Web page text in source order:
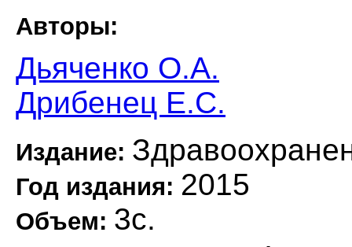
Авторы:
Дьяченко О.А.
Дрибенец Е.С.
Издание:
Год издания: 2015
Объем: 3с.